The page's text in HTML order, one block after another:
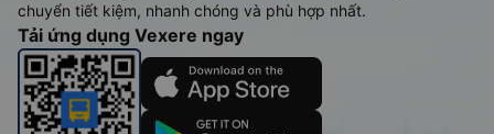
chuyển tiết kiệm, nhanh chóng và phù hợp nhất.
Tải ứng dụng Vexere ngay